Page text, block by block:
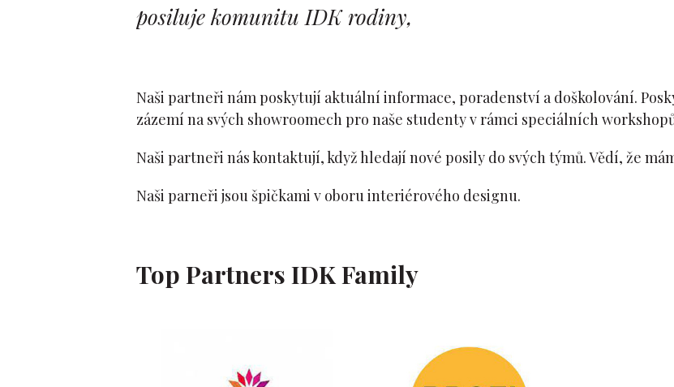
posiluje komunitu IDK rodiny,
Naši partneři nám poskytují aktuální informace, poradenství a doškolování.
zázemí na svých showroomech pro naše studenty v rámci speciálních
Naši partneři nás kontaktují, když hledají nové posily do svých týmů. Vědí, že
Naši parneři jsou špičkami v oboru interiérového designu.
Top Partners IDK Family